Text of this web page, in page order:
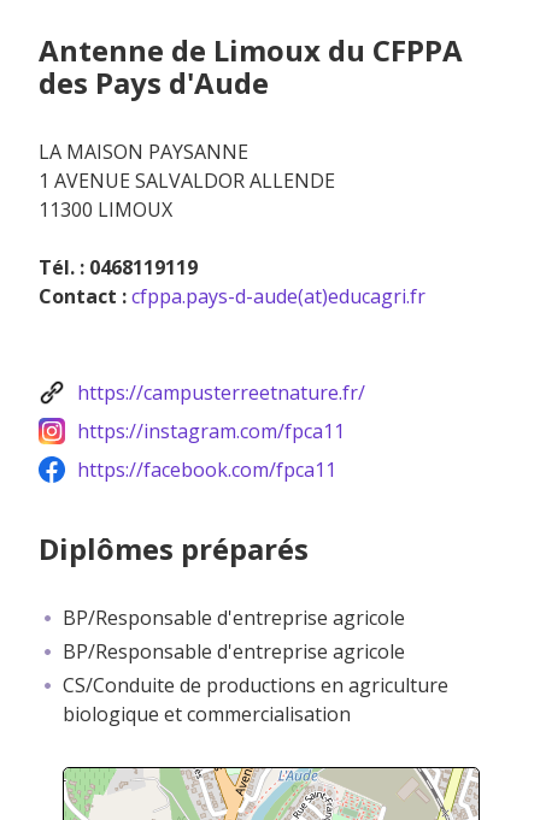
Antenne de Limoux du CFPPA
des Pays d'Aude
LA MAISON PAYSANNE
1 AVENUE SALVALDOR ALLENDE
11300 LIMOUX
Tél. : 0468119119
Contact :cfppa.pays-d-aude(at)educagri.fr
https://campusterreetnature.fr/
https://instagram.com/fpca11
https://facebook.com/fpca11
Diplômes préparés
BP/Responsable d'entreprise agricole
BP/Responsable d'entreprise agricole
CS/Conduite de productions en agriculture
biologique et commercialisation